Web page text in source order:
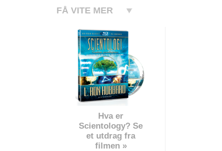
FÅ VITE MER
Hva er
Scientology? Se
et utdrag fra
filmen »